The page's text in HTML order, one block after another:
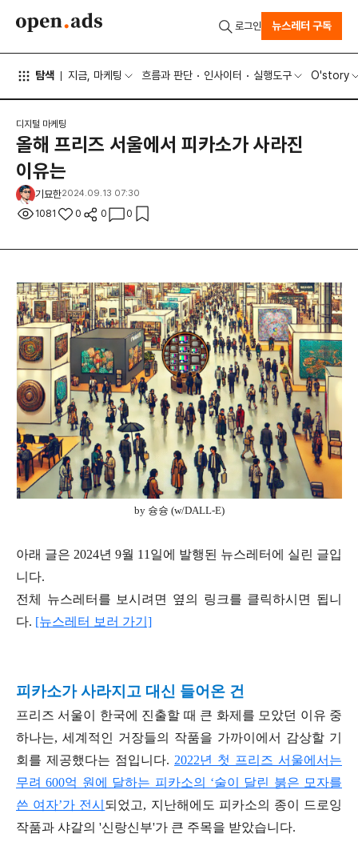
탐색 지금, 마케팅 흐름과 판단 인사이터 실행도구 O'story
로그인 뉴스레터 구독
디지털 마케팅
올해 프리즈 서울에서 피카소가 사라진
이유는
기묘한2024.09.13 07:30
1081 0 0 0
by 슝슝 (w/DALL-E)
아래 글은 2024년 9월 11일에 발행된 뉴스레터에 실린 글입
니다.
전체 뉴스레터를 보시려면 옆의 링크를 클릭하시면 됩니
다. [뉴스레터 보러 가기]
피카소가 사라지고 대신 들어온 건
프리즈 서울이 한국에 진출할 때 큰 화제를 모았던 이유 중
하나는, 세계적인 거장들의 작품을 가까이에서 감상할 기
회를 제공했다는 점입니다. 2022년 첫 프리즈 서울에서는
무려 600억 원에 달하는 피카소의 ‘술이 달린 붉은 모자를
쓴 여자’가 전시 되었고, 지난해에도 피카소의 종이 드로잉
작품과 샤갈의 '신랑신부'가 큰 주목을 받았습니다.